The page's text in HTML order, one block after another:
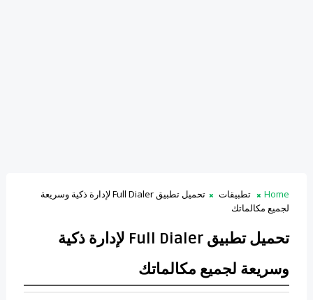
Home تطبيقات
تحميل تطبيق Full Dialer لإدارة ذكية وسريعة
لجميع مكالماتك
تحميل تطبيق Full Dialer لإدارة ذكية
وسريعة لجميع مكالماتك